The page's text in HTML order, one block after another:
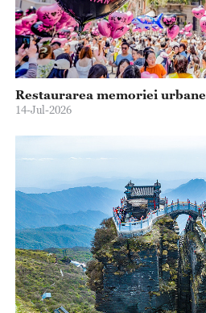
Restaurarea memoriei urbane
14-Jul-2026